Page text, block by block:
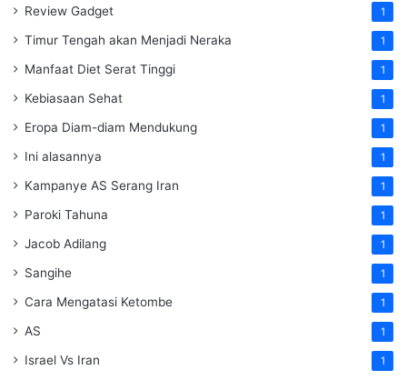
Review Gadget 1
Timur Tengah akan Menjadi Neraka 1
Manfaat Diet Serat Tinggi 1
Kebiasaan Sehat 1
Eropa Diam-diam Mendukung 1
Ini alasannya 1
Kampanye AS Serang Iran 1
Paroki Tahuna 1
Jacob Adilang 1
Sangihe 1
Cara Mengatasi Ketombe 1
AS 1
Israel Vs Iran 1